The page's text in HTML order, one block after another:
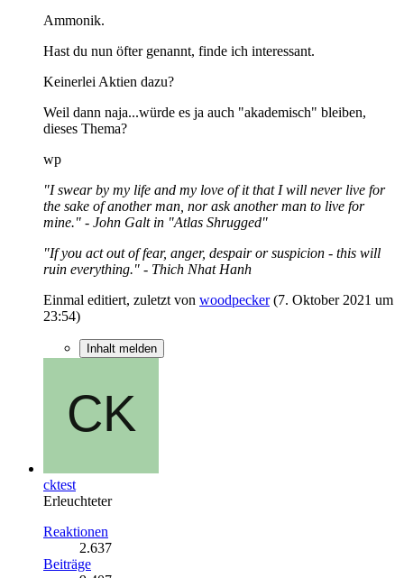
Ammonik.
Hast du nun öfter genannt, finde ich interessant.
Keinerlei Aktien dazu?
Weil dann naja...würde es ja auch "akademisch" bleiben,
dieses Thema?
wp
"I swear by my life and my love of it that I will never live for
the sake of another man, nor ask another man to live for
mine." - John Galt in "Atlas Shrugged"
"If you act out of fear, anger, despair or suspicion - this will
ruin everything." - Thich Nhat Hanh
Einmal editiert, zuletzt von woodpecker(7. Oktober 2021 um
23:54)
Inhalt melden
cktest
Erleuchteter
Reaktionen
2.637
Beiträge